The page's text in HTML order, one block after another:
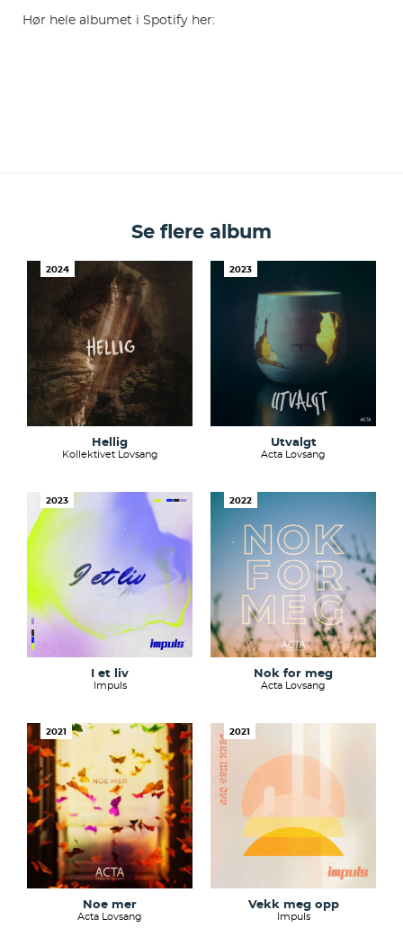
Hør hele albumet i Spotify her:
Se flere album
2024
Hellig
Kollektivet Lovsang
2023
Utvalgt
Acta Lovsang
2023
I et liv
Impuls
2022
Nok for meg
Acta Lovsang
2021
Noe mer
Acta Lovsang
2021
Vekk meg opp
Impuls